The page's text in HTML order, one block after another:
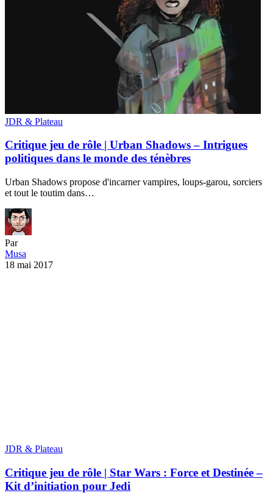
JDR & Plateau
Critique jeu de rôle | Urban Shadows – Intrigues
politiques dans le monde des ténèbres
Urban Shadows propose d'incarner vampires, loups-garou, sorciers
et tout le toutim dans…
Par
Musa
18 mai 2017
JDR & Plateau
Critique jeu de rôle | Star Wars : Force et Destinée –
Kit d’initiation pour Jedi